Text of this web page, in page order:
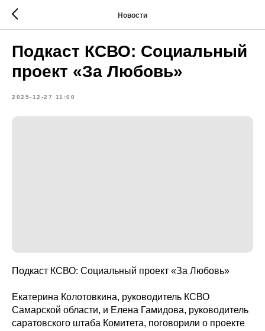
Новости
Подкаст КСВО: Социальный
проект «За Любовь»
2025-12-27 11:00
Подкаст КСВО: Социальный проект «За Любовь»
Екатерина Колотовкина, руководитель КСВО
Самарской области, и Елена Гамидова, руководитель
саратовского штаба Комитета, поговорили о проекте